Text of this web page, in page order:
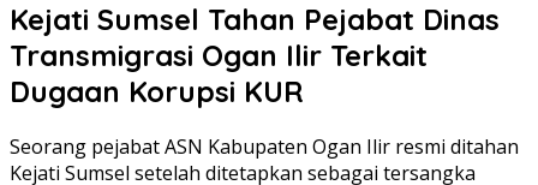
Kejati Sumsel Tahan Pejabat Dinas
Transmigrasi Ogan Ilir Terkait
Dugaan Korupsi KUR
Seorang pejabat ASN Kabupaten Ogan Ilir resmi ditahan
Kejati Sumsel setelah ditetapkan sebagai tersangka